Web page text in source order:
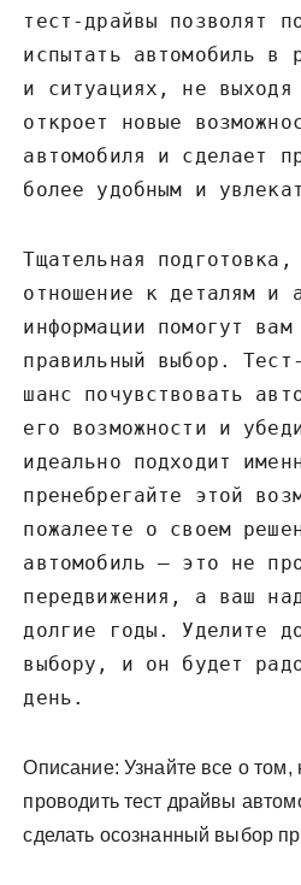
тест-драйвы позволят
испытать автомобиль в
и ситуациях, не
откроет новые
автомобиля и сделает
более удобным и
Тщательная подготовка,
отношение к деталям и
информации помогут вам
правильный выбор.
шанс почувствовать
его возможности и
идеально подходит
пренебрегайте этой
пожалеете о своем
автомобиль – это не
передвижения, а ваш
долгие годы. Уделите
выбору, и он будет
день.
Описание: Узнайте все о том,
проводить тест драйвы
сделать осознанный выбор